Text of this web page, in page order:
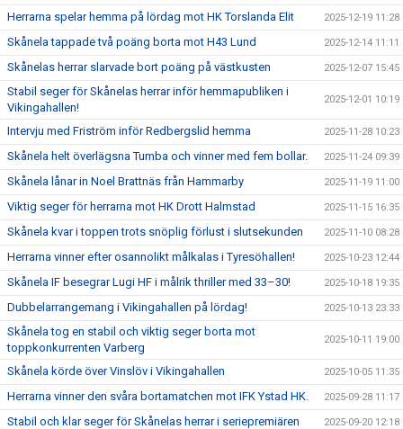
Herrarna spelar hemma på lördag mot HK Torslanda Elit 2025-12-19 11:28
Skånela tappade två poäng borta mot H43 Lund 2025-12-14 11:11
Skånelas herrar slarvade bort poäng på västkusten 2025-12-07 15:45
Stabil seger för Skånelas herrar inför hemmapubliken i
Vikingahallen!
2025-12-01 10:19
Intervju med Friström inför Redbergslid hemma 2025-11-28 10:23
Skånela helt överlägsna Tumba och vinner med fem bollar. 2025-11-24 09:39
Skånela lånar in Noel Brattnäs från Hammarby 2025-11-19 11:00
Viktig seger för herrarna mot HK Drott Halmstad 2025-11-15 16:35
Skånela kvar i toppen trots snöplig förlust i slutsekunden 2025-11-10 08:28
Herrarna vinner efter osannolikt målkalas i Tyresöhallen! 2025-10-23 12:44
Skånela IF besegrar Lugi HF i målrik thriller med 33–30! 2025-10-18 19:35
Dubbelarrangemang i Vikingahallen på lördag! 2025-10-13 23:33
Skånela tog en stabil och viktig seger borta mot
toppkonkurrenten Varberg
2025-10-11 19:00
Skånela körde över Vinslöv i Vikingahallen 2025-10-05 11:35
Herrarna vinner den svåra bortamatchen mot IFK Ystad HK. 2025-09-28 11:17
Stabil och klar seger för Skånelas herrar i seriepremiären 2025-09-20 12:18